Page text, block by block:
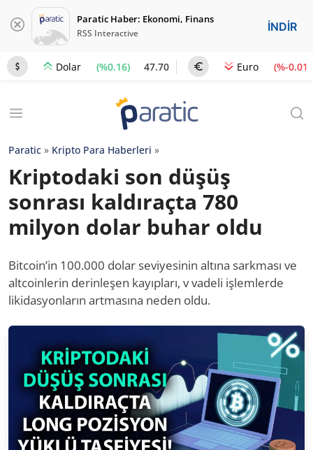
Paratic Haber: Ekonomi, Finans
RSS Interactive İNDİR
Dolar (%0.16) 47.70 Euro (%-0.01)
Paratic » Kripto Para Haberleri »
Kriptodaki son düşüş
sonrası kaldıraçta 780
milyon dolar buhar oldu
Bitcoin’in 100.000 dolar seviyesinin altına sarkması ve
altcoinlerin derinleşen kayıpları, v vadeli işlemlerde
likidasyonların artmasına neden oldu.